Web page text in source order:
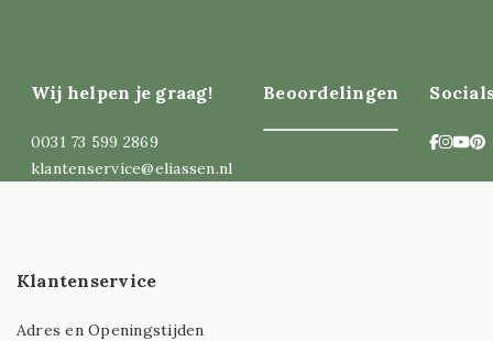
Wij helpen je graag!
0031 73 599 2869
klantenservice@eliassen.nl
Beoordelingen
Klantenservice
Adres en Openingstijden